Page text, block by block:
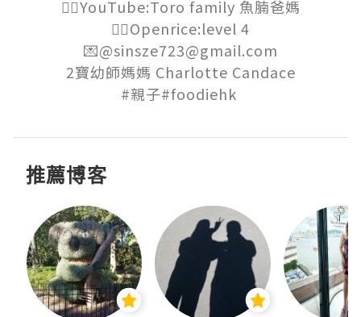
👉🏻YouTube:Toro family 魚腩爸媽
👉🏻Openrice:level 4
💌@sinsze723@gmail.com
2寶幼師媽媽 Charlotte Candace
#親子#foodiehk
推薦博客